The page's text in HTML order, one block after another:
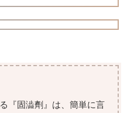
『固澁劑』は、簡単に言